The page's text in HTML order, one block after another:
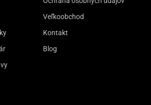
Veľkoobchod
Kontakt
Blog